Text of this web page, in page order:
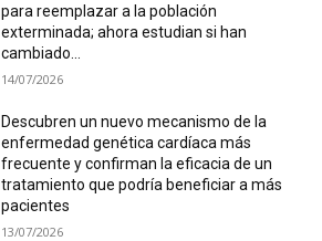
para reemplazar a la población
exterminada; ahora estudian si han
cambiado...
14/07/2026
Descubren un nuevo mecanismo de la
enfermedad genética cardíaca más
frecuente y confirman la eficacia de un
tratamiento que podría beneficiar a más
pacientes
13/07/2026